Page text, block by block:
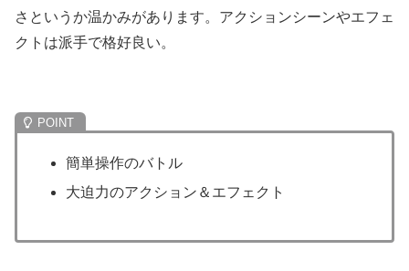
さというか温かみがあります。アクションシーンやエフェ
クトは派手で格好良い。
簡単操作のバトル
大迫力のアクション＆エフェクト